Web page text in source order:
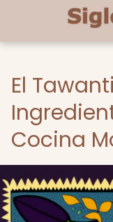
El
Cocina